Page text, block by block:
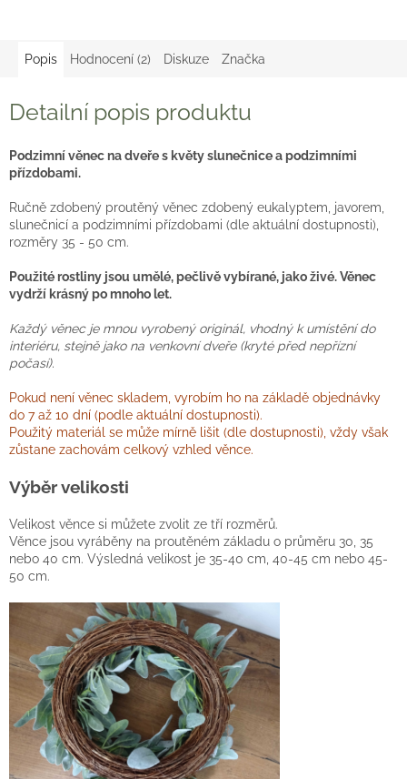
Popis Hodnocení (2) Diskuze Značka
Detailní popis produktu
Podzimní věnec na dveře s květy slunečnice a podzimními
přízdobami.
Ručně zdobený proutěný věnec zdobený eukalyptem, javorem,
slunečnicí a podzimními přízdobami (dle aktuální dostupnosti),
rozměry 35 - 50 cm.
Použité rostliny jsou umělé, pečlivě vybírané, jako živé. Věnec
vydrží krásný po mnoho let.
Každý věnec je mnou vyrobený originál, vhodný k umístění do
interiéru, stejně jako na venkovní dveře (kryté před nepřízní
počasí).
Pokud není věnec skladem, vyrobím ho na základě objednávky
do 7 až 10 dní (podle aktuální dostupnosti).
Použitý materiál se může mírně lišit (dle dostupnosti), vždy však
zůstane zachovám celkový vzhled věnce.
Výběr velikosti
Velikost věnce si můžete zvolit ze tří rozměrů.
Věnce jsou vyráběny na proutěném základu o průměru 30, 35
nebo 40 cm. Výsledná velikost je 35-40 cm, 40-45 cm nebo 45-
50 cm.